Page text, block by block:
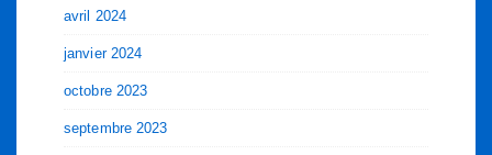
avril 2024
janvier 2024
octobre 2023
septembre 2023